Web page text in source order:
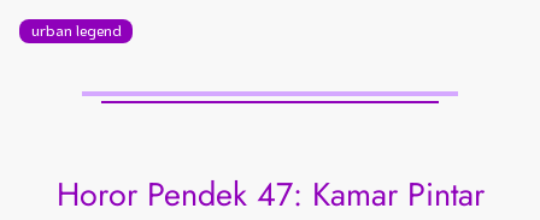
urban legend
Horor Pendek 47: Kamar Pintar